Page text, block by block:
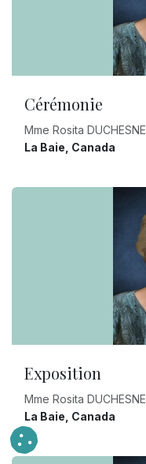
Cérémonie
Mme Rosita DUCHESNE
La Baie Canada
Exposition
Mme Rosita DUCHESNE
La Baie Canada